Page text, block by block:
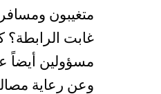
متغيبون
غابت الرابطة؟
مسؤولين أيضاً
وعن رعاية